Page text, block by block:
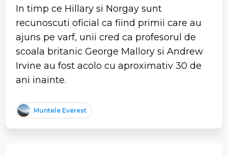
In timp ce Hillary si Norgay sunt
recunoscuti oficial ca fiind primii care au
ajuns pe varf, unii cred ca profesorul de
scoala britanic George Mallory si Andrew
Irvine au fost acolo cu aproximativ 30 de
ani inainte.
Muntele Everest